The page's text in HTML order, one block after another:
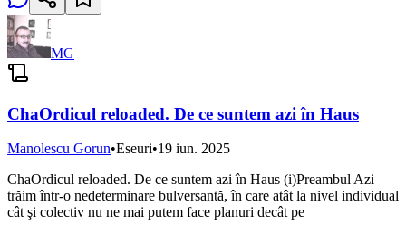
MG
ChaOrdicul reloaded. De ce suntem azi în Haus
Manolescu Gorun•Eseuri•19 iun. 2025
ChaOrdicul reloaded. De ce suntem azi în Haus (i)Preambul Azi
trăim într-o nedeterminare bulversantă, în care atât la nivel individual
cât şi colectiv nu ne mai putem face planuri decât pe